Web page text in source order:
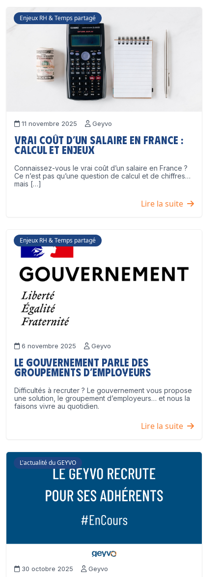
Enjeux RH & Temps partagé
11 novembre 2025 Geyvo
Vrai coût d’un salaire en France :
calcul et enjeux
Connaissez-vous le vrai coût d’un salaire en France ?
Ce n’est pas qu’une question de calcul et de chiffres…
mais […]
Lire la suite
Enjeux RH & Temps partagé
6 novembre 2025 Geyvo
Le Gouvernement parle des
groupements d’employeurs
Difficultés à recruter ? Le gouvernement vous propose
une solution, le groupement d’employeurs… et nous la
faisons vivre au quotidien.
Lire la suite
L'actualité du GEYVO
30 octobre 2025 Geyvo